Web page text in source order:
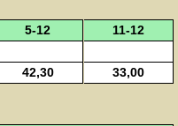
5-12
11-12
42,30 33,00